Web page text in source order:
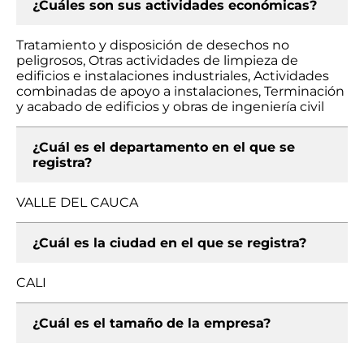
¿Cuáles son sus actividades económicas?
Tratamiento y disposición de desechos no
peligrosos, Otras actividades de limpieza de
edificios e instalaciones industriales, Actividades
combinadas de apoyo a instalaciones, Terminación
y acabado de edificios y obras de ingeniería civil
¿Cuál es el departamento en el que se
registra?
VALLE DEL CAUCA
¿Cuál es la ciudad en el que se registra?
CALI
¿Cuál es el tamaño de la empresa?